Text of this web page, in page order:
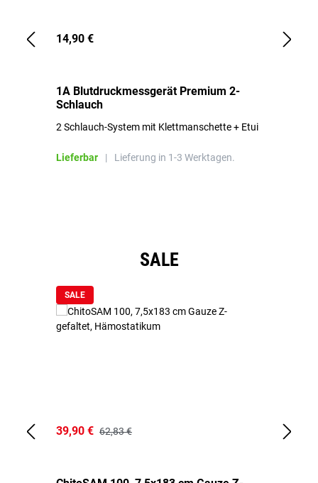
14,90 €
1A Blutdruckmessgerät Premium 2-
Schlauch
2 Schlauch-System mit Klettmanschette + Etui
Lieferbar | Lieferung in 1-3 Werktagen.
SALE
SALE
39,90 € 62,83 €